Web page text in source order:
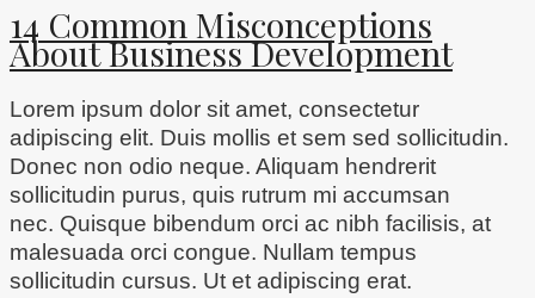
14 Common Misconceptions
About Business Development
Lorem ipsum dolor sit amet, consectetur
adipiscing elit. Duis mollis et sem sed sollicitudin.
Donec non odio neque. Aliquam hendrerit
sollicitudin purus, quis rutrum mi accumsan
nec. Quisque bibendum orci ac nibh facilisis, at
malesuada orci congue. Nullam tempus
sollicitudin cursus. Ut et adipiscing erat.